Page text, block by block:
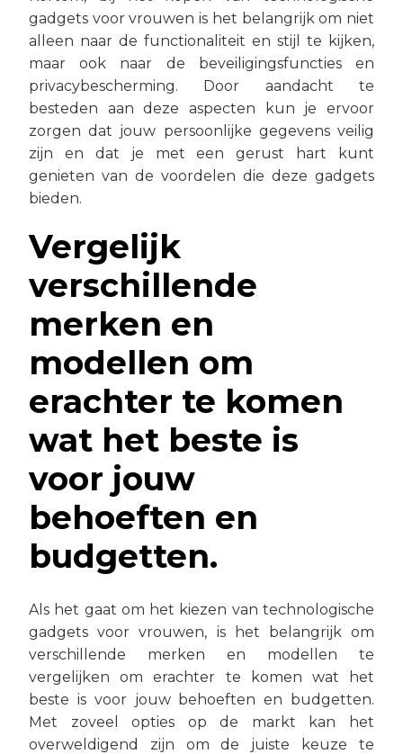
gadgets voor vrouwen is het belangrijk om niet
alleen naar de functionaliteit en stijl te kijken,
maar ook naar de beveiligingsfuncties en
privacybescherming. Door aandacht te
besteden aan deze aspecten kun je ervoor
zorgen dat jouw persoonlijke gegevens veilig
zijn en dat je met een gerust hart kunt
genieten van de voordelen die deze gadgets
bieden.
Vergelijk
verschillende
merken en
modellen om
erachter te komen
wat het beste is
voor jouw
behoeften en
budgetten.
Als het gaat om het kiezen van technologische
gadgets voor vrouwen, is het belangrijk om
verschillende merken en modellen te
vergelijken om erachter te komen wat het
beste is voor jouw behoeften en budgetten.
Met zoveel opties op de markt kan het
overweldigend zijn om de juiste keuze te